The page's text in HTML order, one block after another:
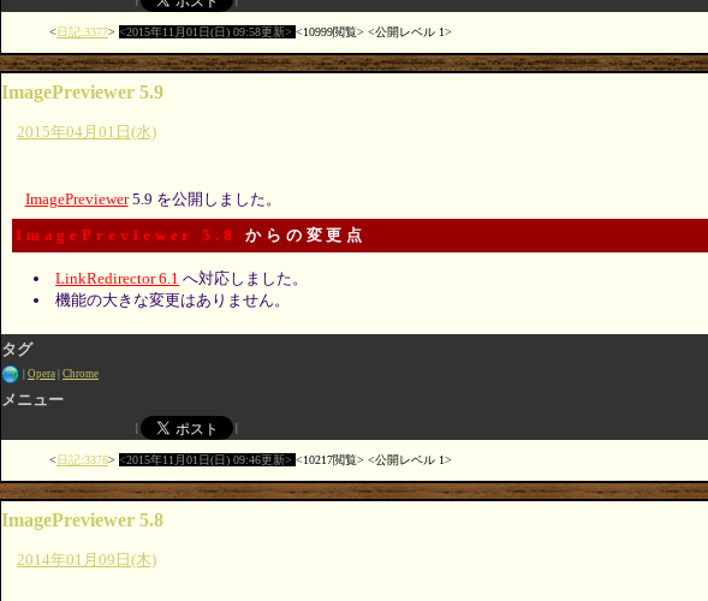
日記:3377 2015年11月01日(日) 09:58更新 10999閲覧 公開レベル 1
ImagePreviewer 5.9
2015年04月01日(水)
ImagePreviewer5.9 を公開しました。
ImagePreviewer 5.8 からの変更点
LinkRedirector 6.1 へ対応しました。
機能の大きな変更はありません。
タグ
Opera Chrome
メニュー
日記:3376 2015年11月01日(日) 09:46更新 10217閲覧 公開レベル 1
ImagePreviewer 5.8
2014年01月09日(木)